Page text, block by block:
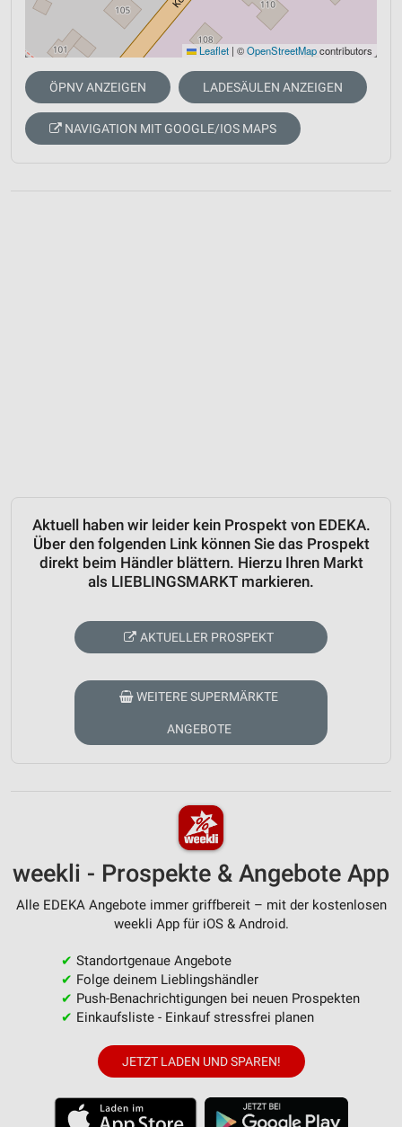
Leaflet | ©OpenStreetMapcontributors
ÖPNV ANZEIGEN LADESÄULEN ANZEIGEN
NAVIGATION MIT GOOGLE/IOS MAPS
Aktuell haben wir leider kein Prospekt von EDEKA.
Über den folgenden Link können Sie das Prospekt
direkt beim Händler blättern. Hierzu Ihren Markt
als LIEBLINGSMARKT markieren.
AKTUELLER PROSPEKT
WEITERE SUPERMÄRKTE
ANGEBOTE
weekli - Prospekte & Angebote App
Alle EDEKA Angebote immer griffbereit – mit der kostenlosen
weekli App für iOS & Android.
✔ Standortgenaue Angebote
✔ Folge deinem Lieblingshändler
✔ Push-Benachrichtigungen bei neuen Prospekten
✔ Einkaufsliste - Einkauf stressfrei planen
JETZT LADEN UND SPAREN!